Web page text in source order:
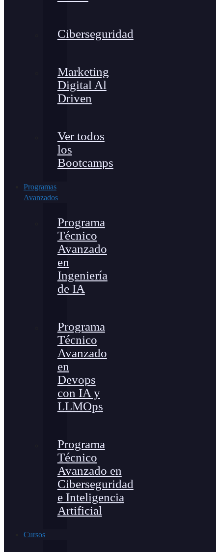
Ciberseguridad
Marketing
Digital Al
Driven
Ver todos
los
Bootcamps
Programas
Avanzados
Programa
Técnico
Avanzado
en
Ingeniería
de IA
Programa
Técnico
Avanzado
en
Devops
con IA y
LLMOps
Programa
Técnico
Avanzado en
Ciberseguridad
e Inteligencia
Artificial
Cursos